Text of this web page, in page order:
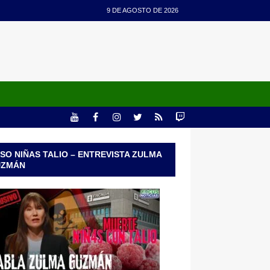
9 DE AGOSTO DE 2026
NIÑAS TALIO – ENTREVISTA ZULMA